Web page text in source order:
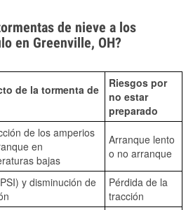
de nieve a los
en Greenville, OH?
de la tormenta de
Riesgos por
no estar
preparado
de los amperios
en
bajas
Arranque lento
o no arranque
y disminución de
Pérdida de la
tracción